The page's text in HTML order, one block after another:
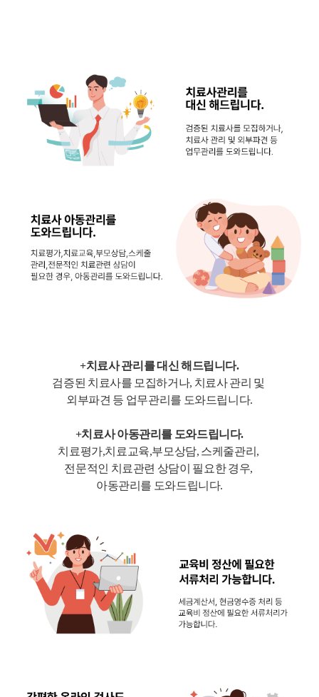
+치료사 관리를 대신 해드립니다.
검증된 치료사를 모집하거나, 치료사 관리 및
외부파견 등 업무관리를 도와드립니다.
+치료사 아동관리를 도와드립니다.
치료평가,치료교육,부모상담, 스케줄관리,
전문적인 치료관련 상담이 필요한 경우,
아동관리를 도와드립니다.